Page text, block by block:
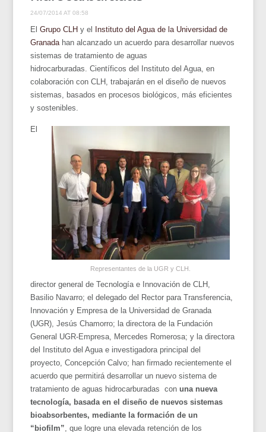
24/07/2014 AT 08:58
ElGrupo CLH y el Instituto del Agua de la Universidad de
Granada han alcanzado un acuerdo para desarrollar nuevos
sistemas de tratamiento de aguas
hidrocarburadas. Científicos del Instituto del Agua, en
colaboración con CLH, trabajarán en el diseño de nuevos
sistemas, basados en procesos biológicos, más eficientes
y sostenibles.
Representantes de la UGR y CLH.
El
director general de Tecnología e Innovación de CLH,
Basilio Navarro; el delegado del Rector para Transferencia,
Innovación y Empresa de la Universidad de Granada
(UGR), Jesús Chamorro; la directora de la Fundación
General UGR-Empresa, Mercedes Romerosa; y la directora
del Instituto del Agua e investigadora principal del
proyecto, Concepción Calvo; han firmado recientemente el
acuerdo que permitirá desarrollar un nuevo sistema de
tratamiento de aguas hidrocarburadas conuna nueva
tecnología, basada en el diseño de nuevos sistemas
bioabsorbentes, mediante la formación de un
“biofilm” , que logre una elevada retención de los